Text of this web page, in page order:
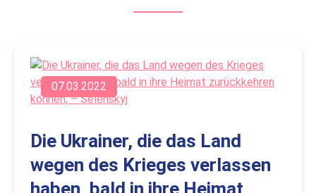
07.03.2022
Die Ukrainer, die das Land
wegen des Krieges verlassen
haben, bald in ihre Heimat